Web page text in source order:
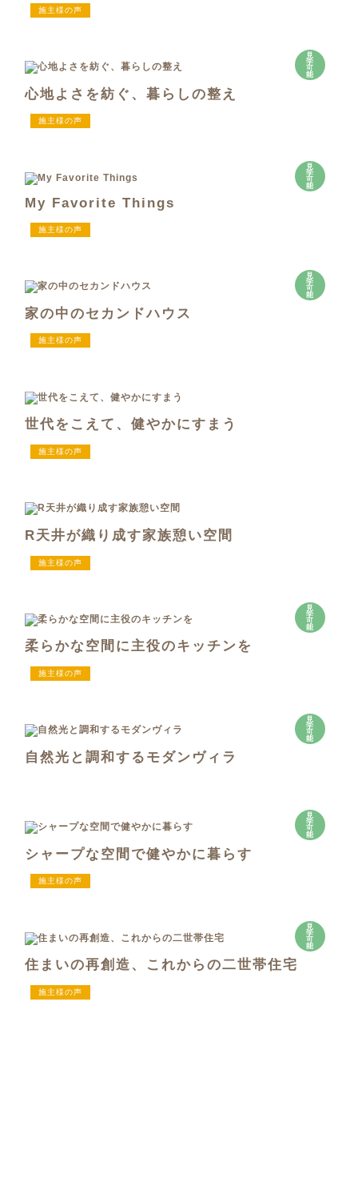
施主様の声
見
学
可
能
心地よさを紡ぐ、暮らしの整え
施主様の声
見
学
可
能
My Favorite Things
施主様の声
見
学
可
能
家の中のセカンドハウス
施主様の声
世代をこえて、健やかにすまう
施主様の声
R天井が織り成す家族憩い空間
施主様の声
見
学
可
能
柔らかな空間に主役のキッチンを
施主様の声
見
学
可
能
自然光と調和するモダンヴィラ
見
学
可
能
シャープな空間で健やかに暮らす
施主様の声
見
学
可
能
住まいの再創造、これからの二世帯住宅
施主様の声